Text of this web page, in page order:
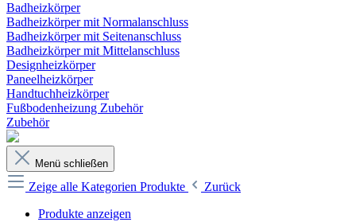
Badheizkörper
Badheizkörper mit Normalanschluss
Badheizkörper mit Seitenanschluss
Badheizkörper mit Mittelanschluss
Designheizkörper
Paneelheizkörper
Handtuchheizkörper
Fußbodenheizung Zubehör
Zubehör
Menü schließen
Zeige alle Kategorien Produkte
Zurück
Produkte anzeigen